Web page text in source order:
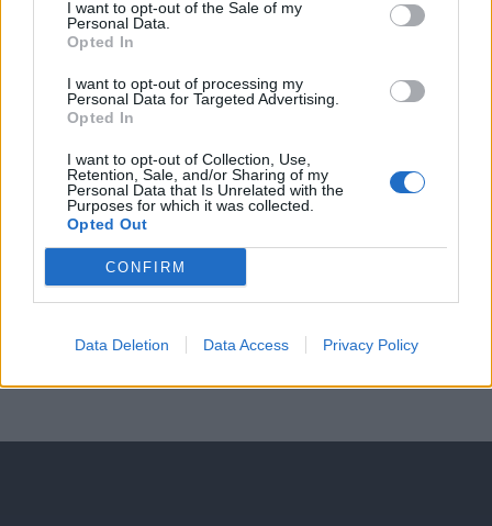
I want to opt-out of the Sale of my
Personal Data.
Opted In
I want to opt-out of processing my
Personal Data for Targeted Advertising.
Opted In
I want to opt-out of Collection, Use,
Retention, Sale, and/or Sharing of my
Personal Data that Is Unrelated with the
Purposes for which it was collected.
Opted Out
CONFIRM
Data Deletion Data Access Privacy Policy
régler la limite de vitesse et de puissance, de 16A à
32A 400V.